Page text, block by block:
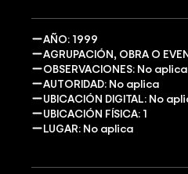
AÑO: 1999
AGRUPACIÓN, OBRA O
OBSERVACIONES: No aplica
AUTORIDAD: No aplica
UBICACIÓN DIGITAL: No
UBICACIÓN FÍSICA: 1
LUGAR: No aplica